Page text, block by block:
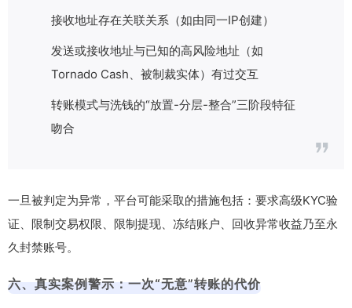
接收地址存在关联关系（如由同一IP创建）
发送或接收地址与已知的高风险地址（如
Tornado Cash、被制裁实体）有过交互
转账模式与洗钱的“放置-分层-整合”三阶段特征
吻合
一旦被判定为异常，平台可能采取的措施包括：要求高级KYC验
证、限制交易权限、限制提现、冻结账户、回收异常收益乃至永
久封禁账号。
六、真实案例警示：一次“无意”转账的代价